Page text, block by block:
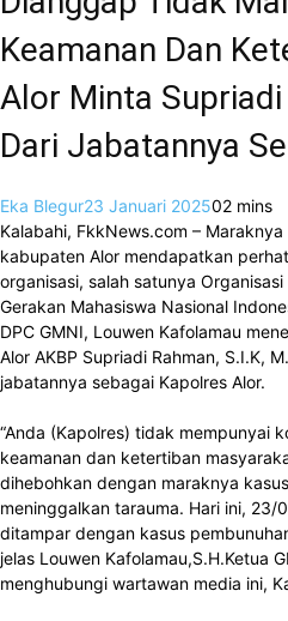
Keamanan Dan
Alor Minta
Dari Jabatannya
Eka Blegur23 Januari 202502 mins
Kalabahi, FkkNews.com –
kabupaten Alor mendapatkan
organisasi, salah satunya
Gerakan Mahasiswa Nasional
DPC GMNI, Louwen Kafolamau
Alor AKBP Supriadi Rahman, S.I.K,
jabatannya sebagai Kapolres Alor.
“Anda (Kapolres) tidak mempunyai
keamanan dan ketertiban
dihebohkan dengan maraknya
meninggalkan tarauma. Hari ini, 23/
ditampar dengan kasus
jelas Louwen Kafolamau,S.H.Ketua
menghubungi wartawan media ini,